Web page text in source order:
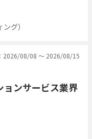
グ）
2026/08/08 〜 2026/08/15
ョンサービス業界